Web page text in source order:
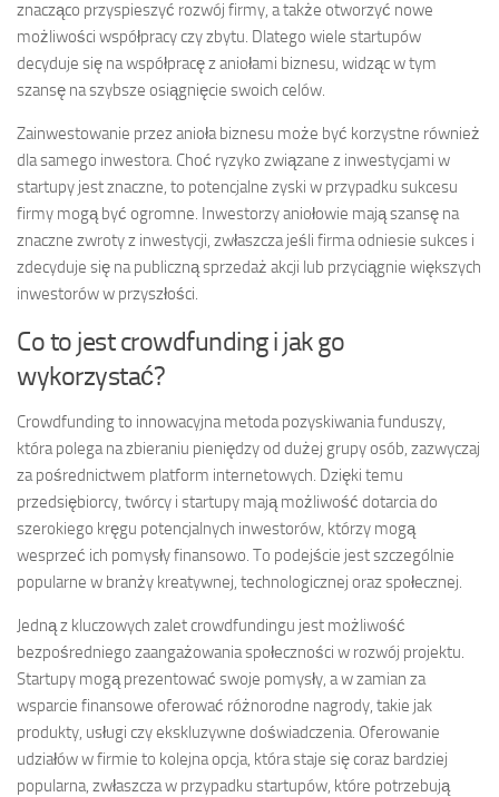
znacząco przyspieszyć rozwój firmy, a także otworzyć nowe
możliwości współpracy czy zbytu. Dlatego wiele startupów
decyduje się na współpracę z aniołami biznesu, widząc w tym
szansę na szybsze osiągnięcie swoich celów.
Zainwestowanie przez anioła biznesu może być korzystne również
dla samego inwestora. Choć ryzyko związane z inwestycjami w
startupy jest znaczne, to potencjalne zyski w przypadku sukcesu
firmy mogą być ogromne. Inwestorzy aniołowie mają szansę na
znaczne zwroty z inwestycji, zwłaszcza jeśli firma odniesie sukces i
zdecyduje się na publiczną sprzedaż akcji lub przyciągnie większych
inwestorów w przyszłości.
Co to jest crowdfunding i jak go
wykorzystać?
Crowdfunding to innowacyjna metoda pozyskiwania funduszy,
która polega na zbieraniu pieniędzy od dużej grupy osób, zazwyczaj
za pośrednictwem platform internetowych. Dzięki temu
przedsiębiorcy, twórcy i startupy mają możliwość dotarcia do
szerokiego kręgu potencjalnych inwestorów, którzy mogą
wesprzeć ich pomysły finansowo. To podejście jest szczególnie
popularne w branży kreatywnej, technologicznej oraz społecznej.
Jedną z kluczowych zalet crowdfundingu jest możliwość
bezpośredniego zaangażowania społeczności w rozwój projektu.
Startupy mogą prezentować swoje pomysły, a w zamian za
wsparcie finansowe oferować różnorodne nagrody, takie jak
produkty, usługi czy ekskluzywne doświadczenia. Oferowanie
udziałów w firmie to kolejna opcja, która staje się coraz bardziej
popularna, zwłaszcza w przypadku startupów, które potrzebują